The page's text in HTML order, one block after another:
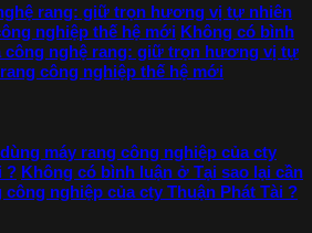
rang: giữ trọn hương vị tự nhiên
nghiệp thế hệ mới Không có bình
công nghệ rang: giữ trọn hương vị tự
công nghiệp thế hệ mới
máy rang công nghiệp của cty
? Không có bình luận ở Tại sao lại cần
công nghiệp của cty Thuận Phát Tài ?